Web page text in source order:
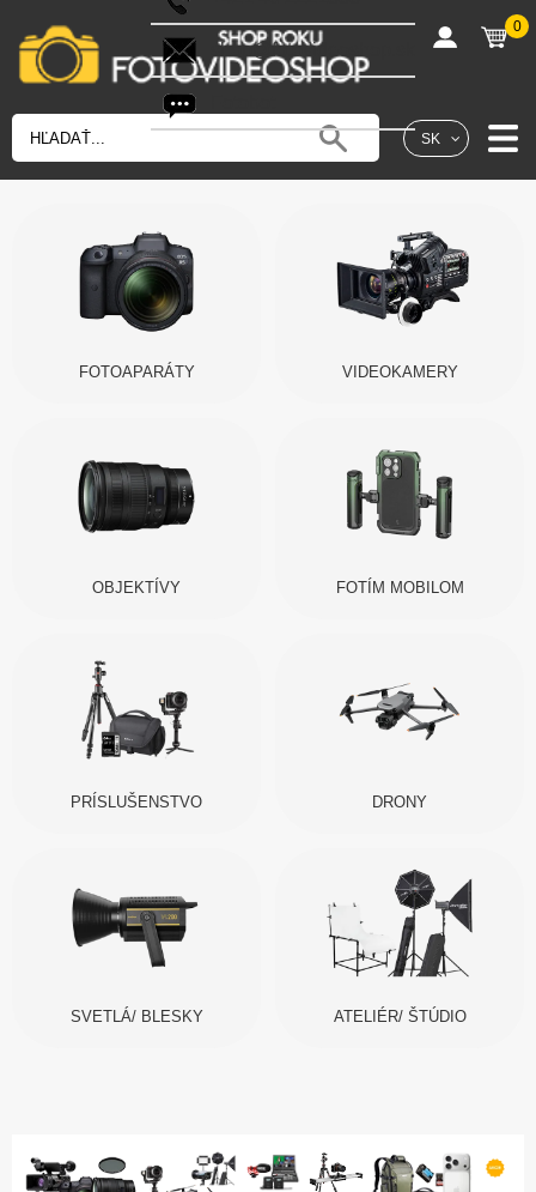
SK
shop@fotovideoshop.sk
0
FOTOAPARÁTY VIDEOKAMERY
OBJEKTÍVY FOTÍM MOBILOM
PRÍSLUŠENSTVO DRONY
SVETLÁ/ BLESKY ATELIÉR/ ŠTÚDIO